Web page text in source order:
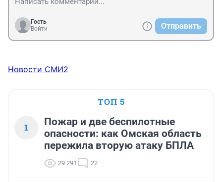
Гость
Войти
Отправить
Новости СМИ2
ТОП 5
1
Пожар и две беспилотные
опасности: как Омская область
пережила вторую атаку БПЛА
29 291 22